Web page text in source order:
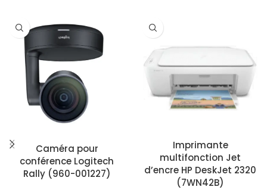
Caméra pour
conférence Logitech
Rally (960-001227)
Imprimante
multifonction Jet
d’encre HP DeskJet 2320
(7WN42B)